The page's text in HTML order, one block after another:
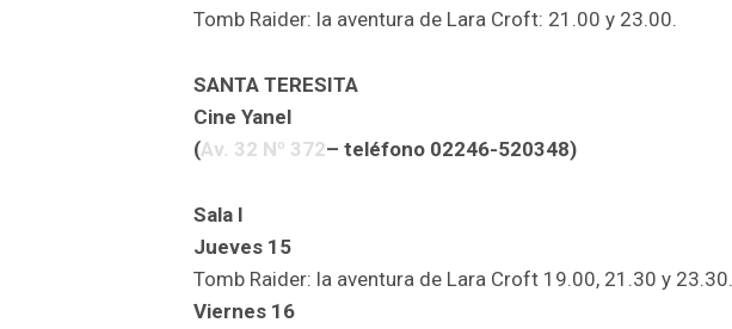
Tomb Raider: la aventura de Lara Croft: 21.00 y 23.00.
SANTA TERESITA
Cine Yanel
(Av. 32 Nº 372– teléfono 02246-520348)
Sala I
Jueves 15
Tomb Raider: la aventura de Lara Croft 19.00, 21.30 y 23.30.
Viernes 16